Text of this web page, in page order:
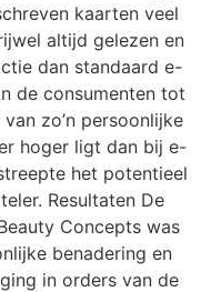
kaarten veel
altijd gelezen en
dan standaard e-
de consumenten tot
zo’n persoonlijke
hoger ligt dan bij e-
het potentieel
Resultaten De
Concepts was
benadering en
in orders van de